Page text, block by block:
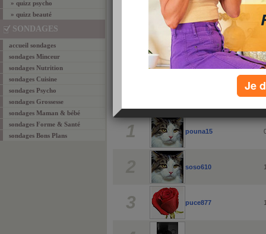
» quizz psycho
» quizz beauté
SONDAGES
accueil sondages
sondages Minceur
sondages Nutrition
sondages Cuisine
sondages Psycho
sondages Grossesse
sondages Maman & bébé
sondages Forme & Santé
sondages Bons Plans
rang pseudo
1 pouna15
soso610
3 puce877
Je